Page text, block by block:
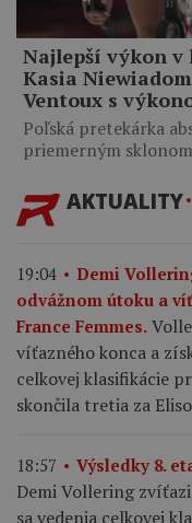
Najlepší výkon
Kasia
Ventoux s
Poľská pretekárka
priemerným
AKTUALITY
19:04
Demi
odvážnom útoku a
France Femmes.
víťazného konca a
celkovej klasifikácie
skončila tretia za
18:57 Výsledky 8.
Demi Vollering
sa vedenia celkovej